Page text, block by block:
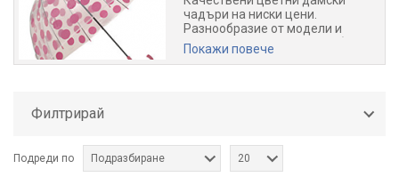
чадъри на ниски цени.
Разнообразие от модели и
размери. Купете онлайн с бърза
доставка.
Покажи повече
Филтрирай
Подреди по Подразбиране 20